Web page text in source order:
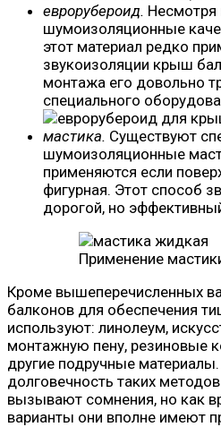
еврорубероид. Несмотря
шумоизоляционные
этот материал редко
звукоизоляции крыш
монтажа его довольно
специального
мастика. Существуют
шумоизоляционные
применяются если
фигурная. Этот способ
дорогой, но
Применение
Кроме вышеперечисленных
балконов для обеспечения
используют: линолеум,
монтажную пену, резиновые
другие подручные материалы.
долговечность таких
вызывают сомнения, но как
варианты они вполне имеют